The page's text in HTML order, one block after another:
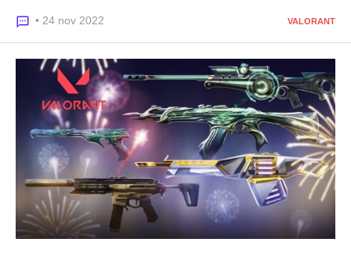
• 24 nov 2022 VALORANT